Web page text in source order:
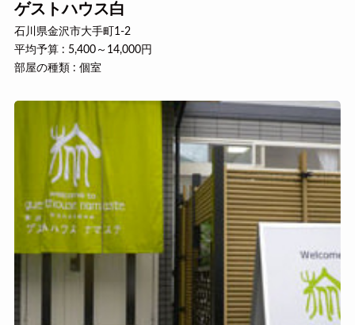
ゲストハウス白
石川県金沢市大手町1-2
平均予算 : 5,400～14,000円
部屋の種類 : 個室